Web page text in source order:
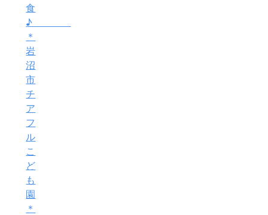
食
♪
＊
岩
沼
市
チ
ア
フ
ル
こ
ど
も
園
＊